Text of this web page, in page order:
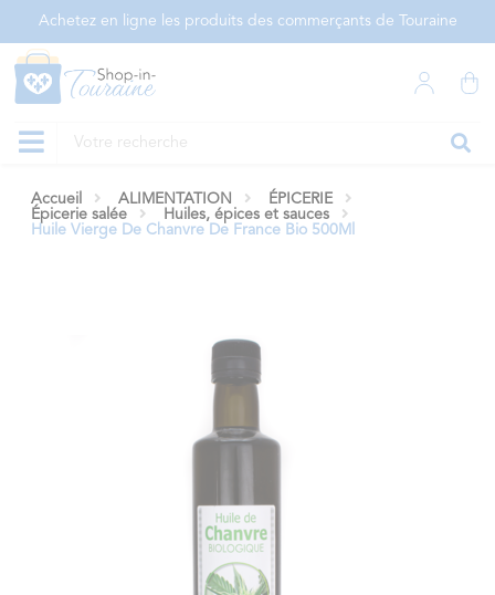
Achetez en ligne les produits des commerçants de Touraine
Accueil ALIMENTATION
ÉPICERIE
Épicerie salée
Huiles, épices et sauces
Huile Vierge De Chanvre De France Bio 500Ml
Panneau de gestion des cookies